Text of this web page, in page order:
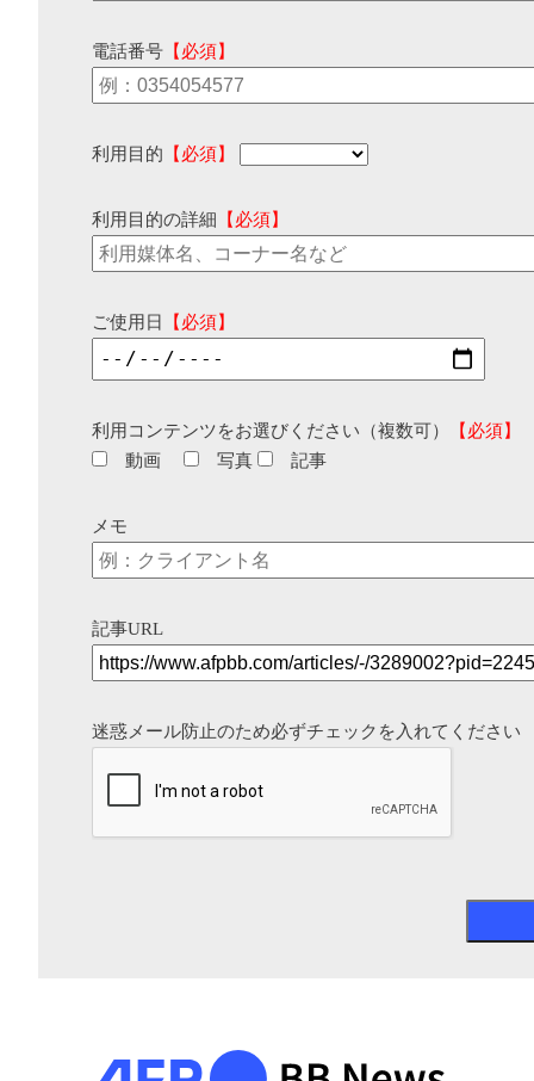
電話番号 【必須】
利用目的 【必須】
利用目的の詳細 【必須】
ご使用日 【必須】
利用コンテンツをお選びください（複数可）
【必須】
動画
写真 記事
メモ
記事URL
迷惑メール防止のため必ずチェックを入れてください